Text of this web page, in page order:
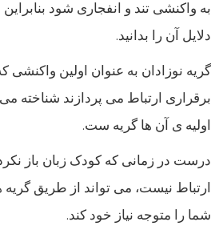
به واکنشی تند و انفجاری شود بنابراین
دلایل آن را بدانید.
گریه نوزادان به عنوان اولین واکنشی
برقراری ارتباط می پردازند شناخته
اولیه ی آن ها گریه ست.
درست در زمانی که کودک زبان باز
ارتباط نیست، می تواند از طریق گریه
شما را متوجه نیاز خود کند.